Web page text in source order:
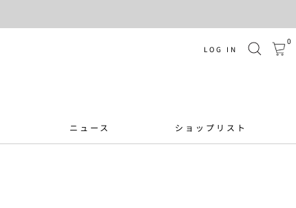
LOG IN
0
ニュース ショップリスト